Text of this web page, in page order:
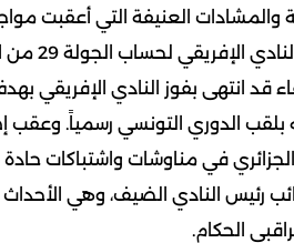
والمشادات العنيفة التي أعقبت
الإفريقي لحساب الجولة 29 من البطولة.
قد انتهى بفوز النادي الإفريقي
بلقب الدوري التونسي رسمياً. وعقب
الجزائري في مناوشات واشتباكات
رئيس النادي الضيف، وهي الأحداث
الحكام.